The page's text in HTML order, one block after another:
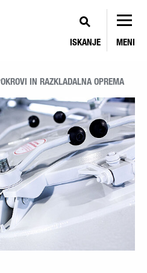
ISKANJE MENI
IN RAZKLADALNA OPREMA